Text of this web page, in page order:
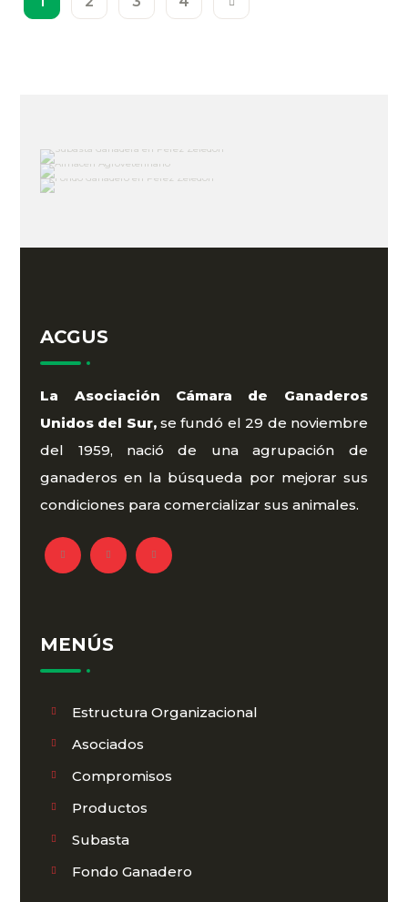
ACGUS
La Asociación Cámara de Ganaderos
Unidos del Sur,se fundó el 29 de noviembre
del 1959, nació de una agrupación de
ganaderos en la búsqueda por mejorar sus
condiciones para comercializar sus animales.
MENÚS
Estructura Organizacional
Asociados
Compromisos
Productos
Subasta
Fondo Ganadero